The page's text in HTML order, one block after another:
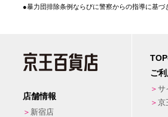
●暴力団排除条例ならびに警察からの指導に基
店舗情報
新宿店
ご
サ
京